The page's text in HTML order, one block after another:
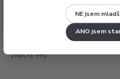
NE jsem
ANO jsem